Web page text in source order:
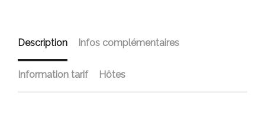
Description Infos complémentaires
Information tarif Hôtes